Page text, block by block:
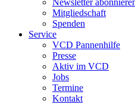
Newsletter
Mitgliedschaft
Spenden
Service
VCD Pannenhilfe
Presse
Aktiv im VCD
Jobs
Termine
Kontakt